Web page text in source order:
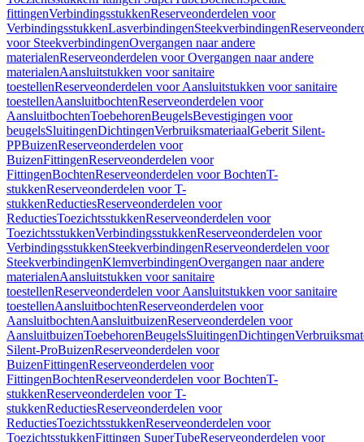
fittingenVerbindingsstukkenReserveonderdelen voor
VerbindingsstukkenLasverbindingenSteekverbindingen
voor SteekverbindingenOvergangen naar andere
materialenReserveonderdelen voor Overgangen naar andere
materialenAansluitstukken voor sanitaire
toestellenReserveonderdelen voor Aansluitstukken voor sanitaire
toestellenAansluitbochtenReserveonderdelen voor
AansluitbochtenToebehorenBeugelsBevestigingen voor
beugelsSluitingenDichtingenVerbruiksmateriaalGeberit Silent-
PPBuizenReserveonderdelen voor
BuizenFittingenReserveonderdelen voor
FittingenBochtenReserveonderdelen voor BochtenT-
stukkenReserveonderdelen voor T-
stukkenReductiesReserveonderdelen voor
ReductiesToezichtsstukkenReserveonderdelen voor
ToezichtsstukkenVerbindingsstukkenReserveonderdelen voor
VerbindingsstukkenSteekverbindingenReserveonderdelen voor
SteekverbindingenKlemverbindingenOvergangen naar andere
materialenAansluitstukken voor sanitaire
toestellenReserveonderdelen voor Aansluitstukken voor sanitaire
toestellenAansluitbochtenReserveonderdelen voor
AansluitbochtenAansluitbuizenReserveonderdelen voor
AansluitbuizenToebehorenBeugelsSluitingenDichtingen
Silent-ProBuizenReserveonderdelen voor
BuizenFittingenReserveonderdelen voor
FittingenBochtenReserveonderdelen voor BochtenT-
stukkenReserveonderdelen voor T-
stukkenReductiesReserveonderdelen voor
ReductiesToezichtsstukkenReserveonderdelen voor
ToezichtsstukkenFittingen SuperTubeReserveonderdelen voor